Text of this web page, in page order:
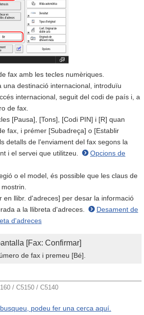
fax amb les tecles numèriques.
una destinació internacional, introduïu
internacional, seguit del codi de país i, a
de fax.
[Pausa], [Tons], [Codi PIN] i [R] quan
fax, i prémer [Subadreça] o [Establir
detalls de l'enviament del fax segons la
i el servei que utilitzeu.
Opcions de
o el model, és possible que les claus de
en llibr. d'adreces] per desar la informació
a la llibreta d'adreces.
Desament de
d'adreces
[Fax: Confirmar]
de fax i premeu [Bé].
/ C5150 / C5140
podeu fer una cerca aquí.